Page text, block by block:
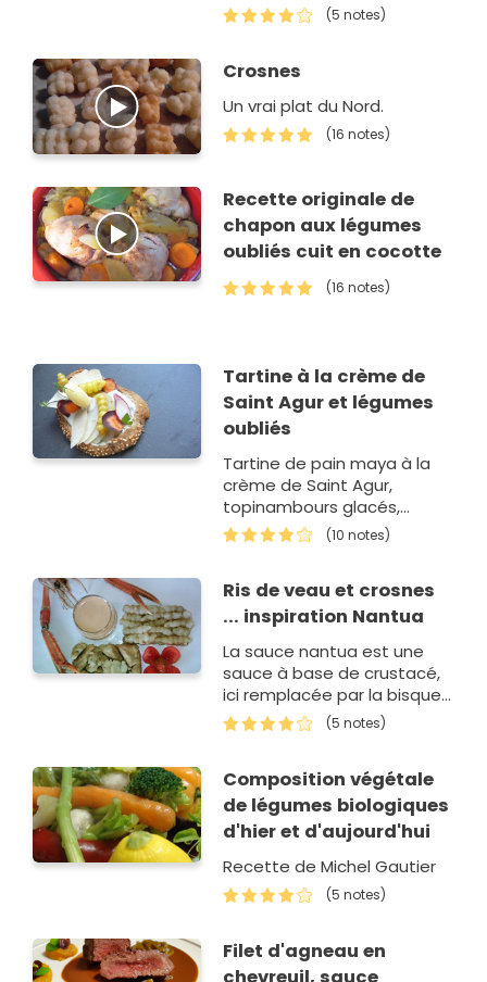
(5 notes)
Crosnes
Un vrai plat du Nord.
(16 notes)
Recette originale de
chapon aux légumes
oubliés cuit en cocotte
(16 notes)
Tartine à la crème de
Saint Agur et légumes
oubliés
Tartine de pain maya à la
crème de Saint Agur,
topinambours glacés,
crosnes et cerfeuil
tubéreux.
(10 notes)
Ris de veau et crosnes
... inspiration Nantua
La sauce nantua est une
sauce à base de crustacé,
ici remplacée par la bisque
de homard, un vrai délice
accompagné de ris de veau
(5 notes)
Composition végétale
de légumes biologiques
d'hier et d'aujourd'hui
Recette de Michel Gautier
(5 notes)
Filet d'agneau en